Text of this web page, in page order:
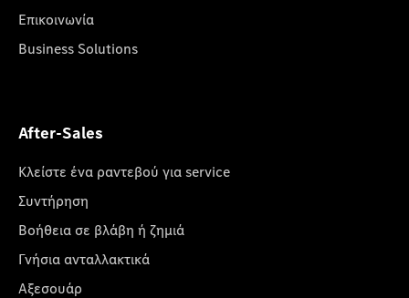
Επικοινωνία
Business Solutions
After-Sales
Κλείστε ένα ραντεβού για service
Συντήρηση
Βοήθεια σε βλάβη ή ζημιά
Γνήσια ανταλλακτικά
Αξεσουάρ